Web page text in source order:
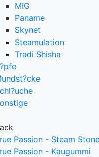
MIG
Paname
Skynet
Steamulation
Tradi Shisha
Passion - Steam
Passion - Kaugummi